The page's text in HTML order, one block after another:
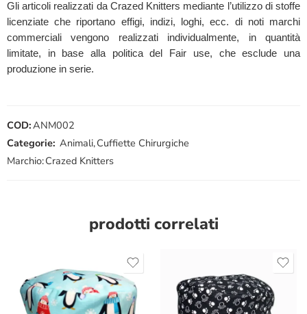
Gli articoli realizzati da Crazed Knitters mediante l’utilizzo di stoffe
licenziate che riportano effigi, indizi, loghi, ecc. di noti marchi
commerciali vengono realizzati individualmente, in quantità
limitate, in base alla politica del Fair use, che esclude una
produzione in serie.
COD:ANM002
Categorie: Animali,Cuffiette Chirurgiche
Marchio:Crazed Knitters
prodotti correlati